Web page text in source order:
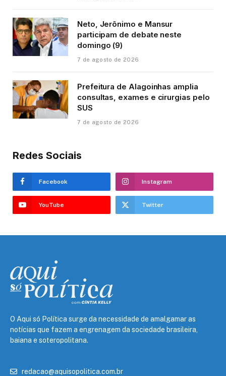
Neto, Jerônimo e Mansur
participam de debate neste
domingo (9)
7 de agosto de 2026
Prefeitura de Alagoinhas amplia
consultas, exames e cirurgias pelo
SUS
7 de agosto de 2026
Redes Sociais
Facebook Instagram
YouTube Twitter
O Aqui só Política surge da necessidade de amalgamar as
notícias que fazem a engrenagem da sociedade brasileira,
baiana e soteropolitana.
redacao@aquisopolitica.com.br